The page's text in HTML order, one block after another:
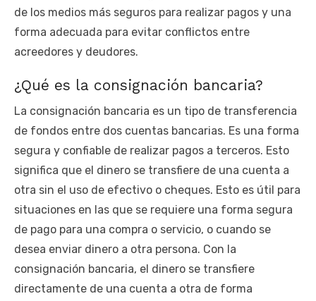
de los medios más seguros para realizar pagos y una
forma adecuada para evitar conflictos entre
acreedores y deudores.
¿Qué es la consignación bancaria?
La consignación bancaria es un tipo de transferencia
de fondos entre dos cuentas bancarias. Es una forma
segura y confiable de realizar pagos a terceros. Esto
significa que el dinero se transfiere de una cuenta a
otra sin el uso de efectivo o cheques. Esto es útil para
situaciones en las que se requiere una forma segura
de pago para una compra o servicio, o cuando se
desea enviar dinero a otra persona. Con la
consignación bancaria, el dinero se transfiere
directamente de una cuenta a otra de forma